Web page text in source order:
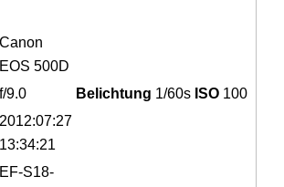
Canon
EOS 500D
f/9.0 Belichtung 1/60s ISO 100
2012:07:27
13:34:21
EF-S18-